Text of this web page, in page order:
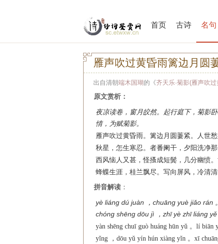
首页 古诗 名句
雁声吹过黄昏雨篱边月圆
出自清朝端木国瑚 的《齐天乐·菊影(雁声吹
原文赏析：
夜凉读卷，窗月皎然。起行庭下，菊影
情，为赋菊影。
雁声吹过黄昏雨。篱边月圆萋紧。人世
秋星，怎生寒忍。者番阑干，夕阳洗净那
西风恼人又甚，怪搔成短鬓，几分幽愤
蜂蝶生涯，桂兰飘尽。写向屏风，冷清清
拼音解读 ：
yè liáng dú juàn ，chuāng yuè jiǎo rán
chóng shēng dōu jì ，zhī yè zhī liáng
yàn shēng chuī guò huáng hūn yǔ 。lí
yǐng ，dōu yǔ yín hún xiàng yǐn 。xī